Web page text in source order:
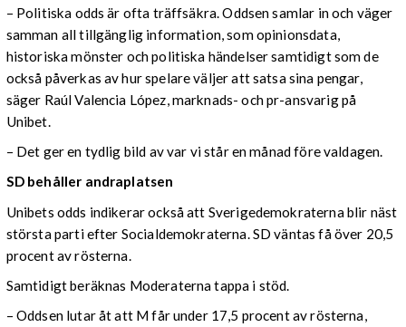
– Politiska odds är ofta träffsäkra. Oddsen samlar in och väger
samman all tillgänglig information, som opinionsdata,
historiska mönster och politiska händelser samtidigt som de
också påverkas av hur spelare väljer att satsa sina pengar,
säger Raúl Valencia López, marknads- och pr-ansvarig på
Unibet.
– Det ger en tydlig bild av var vi står en månad före valdagen.
SD behåller andraplatsen
Unibets odds indikerar också att Sverigedemokraterna blir näst
största parti efter Socialdemokraterna. SD väntas få över 20,5
procent av rösterna.
Samtidigt beräknas Moderaterna tappa i stöd.
– Oddsen lutar åt att M får under 17,5 procent av rösterna,